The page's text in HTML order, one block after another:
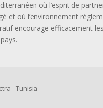
où l’esprit de
et où l’environnement
encourage efficacement
- Tunisia